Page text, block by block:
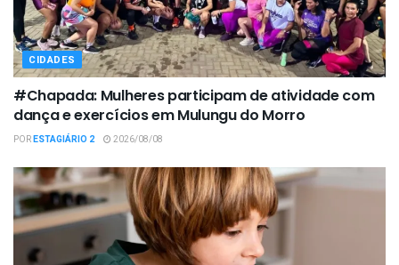
CIDADES
#Chapada: Mulheres participam de atividade com
dança e exercícios em Mulungu do Morro
PORESTAGIÁRIO 2 2026/08/08